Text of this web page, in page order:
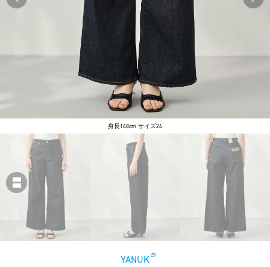
身長168cm サイズ26
YANUK